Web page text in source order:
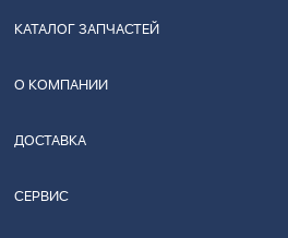
КАТАЛОГ ЗАПЧАСТЕЙ
О КОМПАНИИ
ДОСТАВКА
СЕРВИС